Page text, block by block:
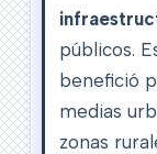
públicos.
benefició
medias
zonas